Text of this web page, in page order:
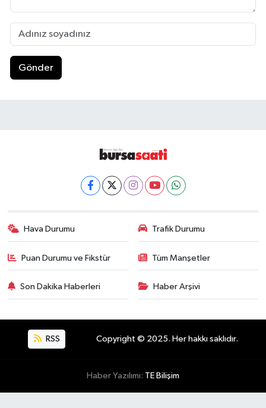
Gönder
Hava Durumu Trafik Durumu
Puan Durumu ve Fikstür Tüm Manşetler
Son Dakika Haberleri Haber Arşivi
RSS Copyright © 2025. Her hakkı saklıdır.
Haber Yazılımı: TE Bilişim